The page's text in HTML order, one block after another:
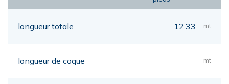
longueur totale 12,33 mt
longueur de coque mt